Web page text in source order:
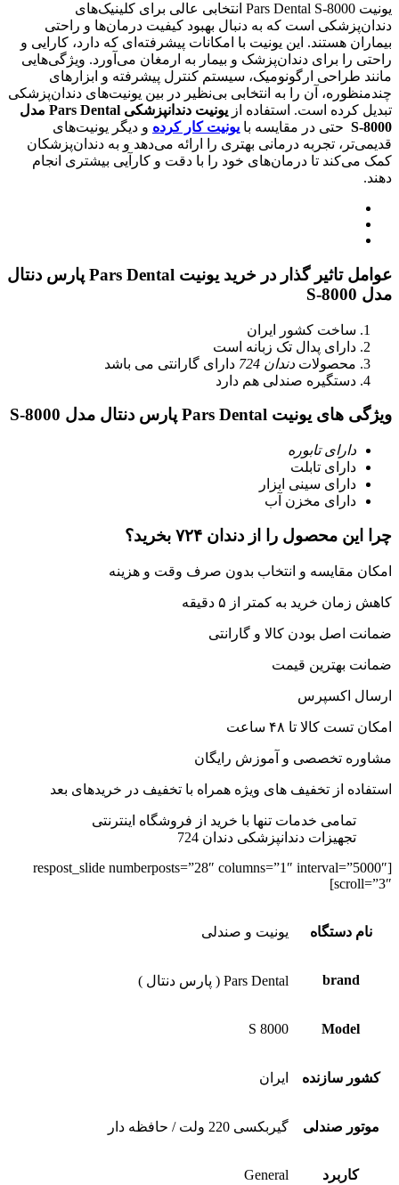
یونیت Pars Dental S-8000 انتخابی عالی برای کلینیک‌های
دندان‌پزشکی است که به دنبال بهبود کیفیت درمان‌ها و راحتی
بیماران هستند. این یونیت با امکانات پیشرفته‌ای که دارد، کارایی و
راحتی را برای دندان‌پزشک و بیمار به ارمغان می‌آورد. ویژگی‌هایی
مانند طراحی ارگونومیک، سیستم کنترل پیشرفته و ابزارهای
چندمنظوره، آن را به انتخابی بی‌نظیر در بین یونیت‌های دندان‌پزشکی
تبدیل کرده است. استفاده از
یونیت دندانپزشکی Pars Dental مدل
S-8000 حتی در مقایسه با یونیت کار کرده و دیگر یونیت‌های
قدیمی‌تر، تجربه درمانی بهتری را ارائه می‌دهد و به دندان‌پزشکان
کمک می‌کند تا درمان‌های خود را با دقت و کارآیی بیشتری انجام
دهند.
عوامل تاثیر گذار در خرید یونیت Pars Dental پارس دنتال
مدل S-8000
ساخت کشور ایران
دارای پدال تک زبانه است
محصولات دندان 724
دارای گارانتی می باشد
دستگیره صندلی هم دارد
ویژگی های یونیت Pars Dental پارس دنتال مدل S-8000
دارای تابوره
دارای تابلت
دارای سینی ابزار
دارای مخزن آب
چرا این محصول را از دندان ۷۲۴ بخرید؟
امکان مقایسه و انتخاب بدون صرف وقت و هزینه
کاهش زمان خرید به کمتر از ۵ دقیقه
ضمانت اصل بودن کالا و گارانتی
ضمانت بهترین قیمت
ارسال اکسپرس
امکان تست کالا تا ۴۸ ساعت
مشاوره تخصصی و آموزش رایگان
استفاده از تخفیف های ویژه همراه با تخفیف در خرید‌های بعد
تمامی خدمات تنها با خرید از فروشگاه اینترنتی
تجهیزات دندانپزشکی دندان 724
[respost_slide numberposts=”28″ columns=”1″ interval=”5000″
scroll=”3″]
نام دستگاه یونیت و صندلی
brand Pars Dental ( پارس دنتال )
Model
S 8000
کشور سازنده ایران
موتور صندلی گیربکسی 220 ولت / حافظه دار
کاربرد General